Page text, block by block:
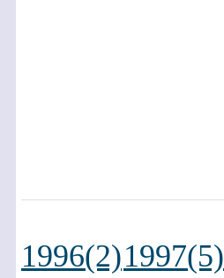
1996(2)1997(5)